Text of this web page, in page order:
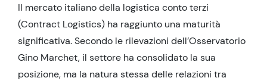
Il mercato italiano della logistica conto terzi
(Contract Logistics) ha raggiunto una maturità
significativa. Secondo le rilevazioni dell’Osservatorio
Gino Marchet, il settore ha consolidato la sua
posizione, ma la natura stessa delle relazioni tra